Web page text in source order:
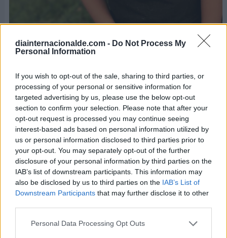
diainternacionalde.com - Do Not Process My
Personal Information
If you wish to opt-out of the sale, sharing to third parties, or
processing of your personal or sensitive information for
targeted advertising by us, please use the below opt-out
section to confirm your selection. Please note that after your
opt-out request is processed you may continue seeing
interest-based ads based on personal information utilized by
us or personal information disclosed to third parties prior to
your opt-out. You may separately opt-out of the further
disclosure of your personal information by third parties on the
IAB’s list of downstream participants. This information may
also be disclosed by us to third parties on the IAB’s List of
Downstream Participants that may further disclose it to other
Personal Data Processing Opt Outs
En algunas situaciones las personas pueden ser
objeto de detención judicial y demandas legales por
Ahora sí, hablando (o escribiendo) en serio, estas
son las bromas más utilizadas por las personas en
el Día de los Inocentes:
Colocar unamoneda o billeteen el suelo para
que las víctimas intenten recogerlo. El detalle
está en que la moneda está pegada con
pegamento y el billete se ata a un hilo
transparente que se mueve al intentar tomarlo.
persona conocida, notificando una situación o